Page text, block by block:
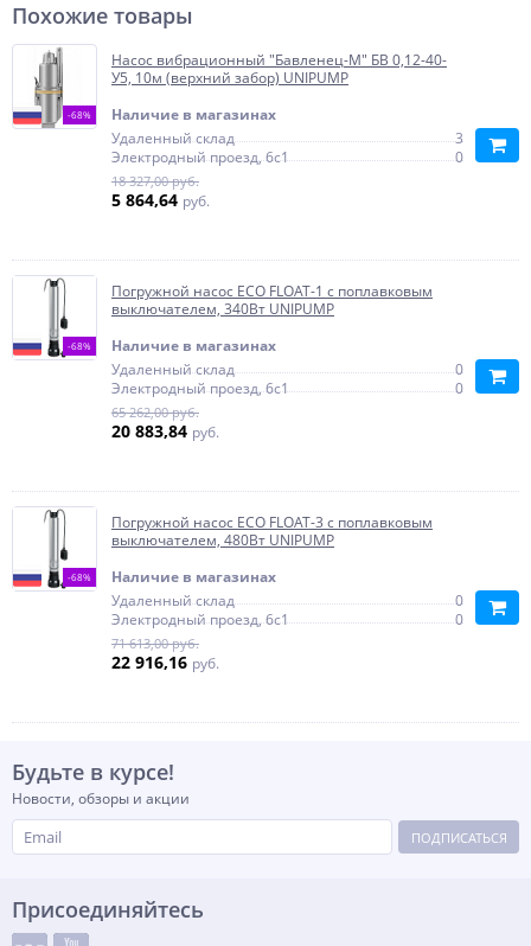
Похожие товары
-68%
Насос вибрационный "Бавленец-М" БВ 0,12-40-
У5, 10м (верхний забор) UNIPUMP
Наличие в магазинах
Удаленный склад
3
Электродный проезд, 6с1
0
18 327,00 руб.
5 864,64 руб.
-68%
Погружной насос ECO FLOAT-1 с поплавковым
выключателем, 340Вт UNIPUMP
Наличие в магазинах
Удаленный склад
0
Электродный проезд, 6с1
0
65 262,00 руб.
20 883,84 руб.
-68%
Погружной насос ECO FLOAT-3 с поплавковым
выключателем, 480Вт UNIPUMP
Наличие в магазинах
Удаленный склад
0
Электродный проезд, 6с1
0
71 613,00 руб.
22 916,16 руб.
Будьте в курсе!
Новости, обзоры и акции
ПОДПИСАТЬСЯ
Присоединяйтесь